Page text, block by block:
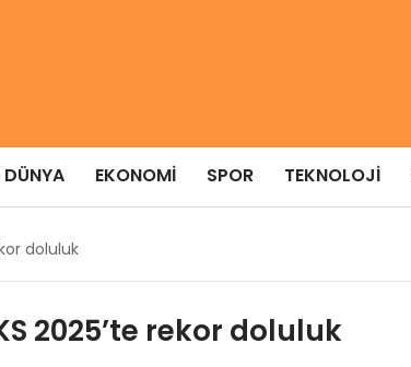
DÜNYA EKONOMI SPOR TEKNOLOJI
doluluk
2025’te rekor doluluk